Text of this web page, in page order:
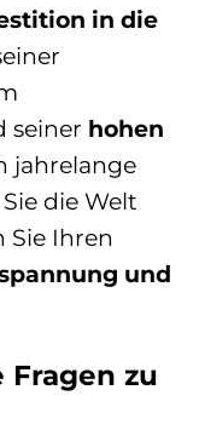
in die
seiner hohen
jahrelange
die Welt
Ihren
und
Fragen zu